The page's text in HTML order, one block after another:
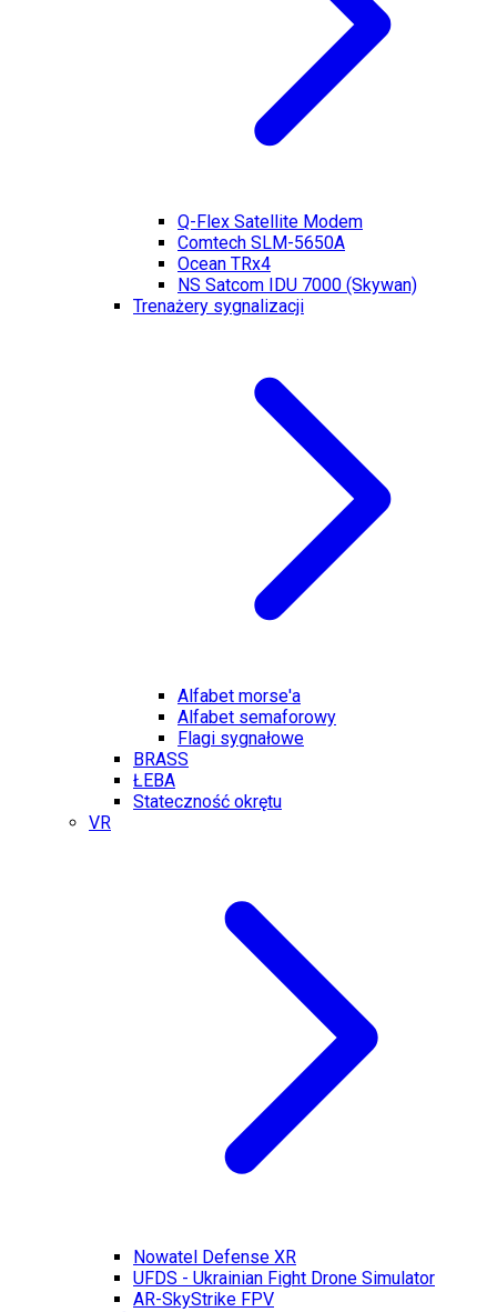
Q-Flex Satellite Modem
Comtech SLM-5650A
Ocean TRx4
NS Satcom IDU 7000 (Skywan)
Trenażery sygnalizacji
Alfabet morse'a
Alfabet semaforowy
Flagi sygnałowe
BRASS
ŁEBA
Stateczność okrętu
VR
Nowatel Defense XR
UFDS - Ukrainian Fight Drone Simulator
AR-SkyStrike FPV